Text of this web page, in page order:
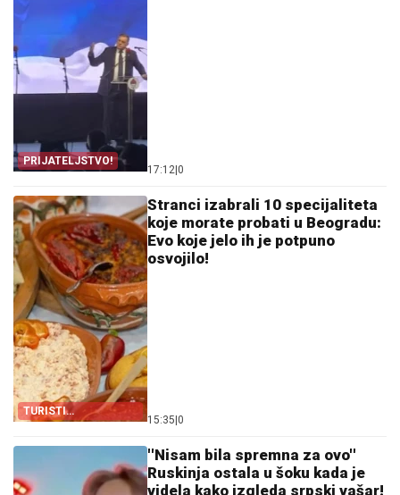
PRIJATELJSTVO!
17:12|0
TURISTI
ODUŠEVLJENI
Stranci izabrali 10 specijaliteta
koje morate probati u Beogradu:
Evo koje jelo ih je potpuno
osvojilo!
15:35|0
''Nisam bila spremna za ovo''
Ruskinja ostala u šoku kada je
videla kako izgleda srpski vašar!